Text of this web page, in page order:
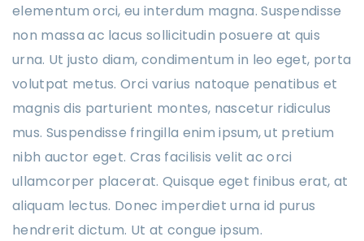
elementum orci, eu interdum magna. Suspendisse
non massa ac lacus sollicitudin posuere at quis
urna. Ut justo diam, condimentum in leo eget, porta
volutpat metus. Orci varius natoque penatibus et
magnis dis parturient montes, nascetur ridiculus
mus. Suspendisse fringilla enim ipsum, ut pretium
nibh auctor eget. Cras facilisis velit ac orci
ullamcorper placerat. Quisque eget finibus erat, at
aliquam lectus. Donec imperdiet urna id purus
hendrerit dictum. Ut at congue ipsum.